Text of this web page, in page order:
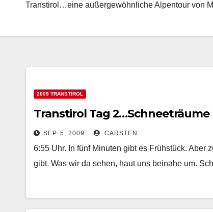
Transtirol…eine außergewöhnliche Alpentour von
2009 TRANSTIROL
Transtirol Tag 2…Schneeträume
SEP. 5, 2009 CARSTEN
6:55 Uhr. In fünf Minuten gibt es Frühstück. Aber
gibt. Was wir da sehen, haut uns beinahe um.